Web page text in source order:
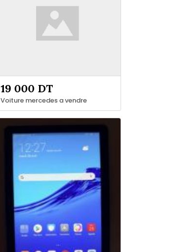
19 000 DT
Voiture mercedes a vendre